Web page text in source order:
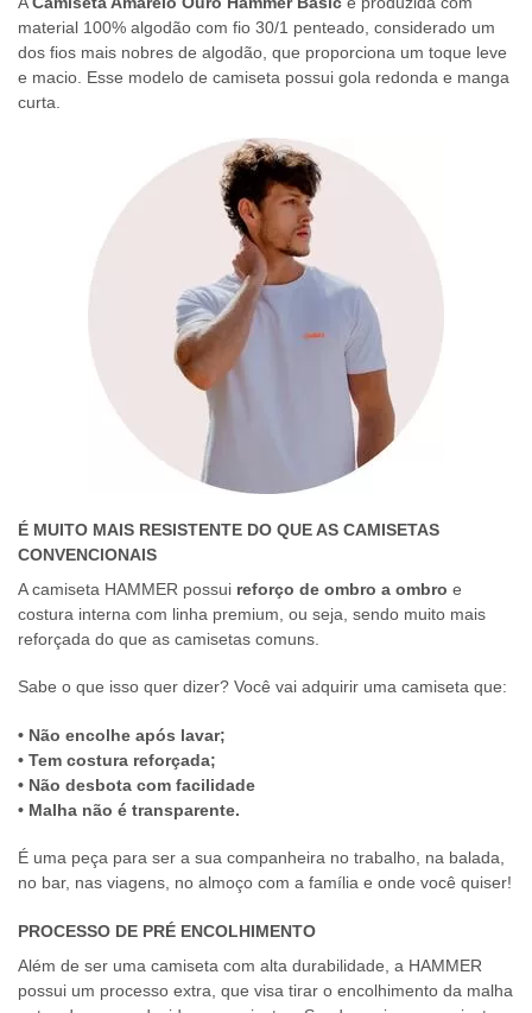
material 100% algodão com fio 30/1 penteado, considerado um
dos fios mais nobres de algodão, que proporciona um toque leve
e macio. Esse modelo de camiseta possui gola redonda e manga
curta.
É MUITO MAIS RESISTENTE DO QUE AS CAMISETAS
CONVENCIONAIS
A camiseta HAMMER possui reforço de ombro a ombro e
costura interna com linha premium, ou seja, sendo muito mais
reforçada do que as camisetas comuns.
Sabe o que isso quer dizer? Você vai adquirir uma camiseta que:
• Não encolhe após lavar;
• Tem costura reforçada;
• Não desbota com facilidade
• Malha não é transparente.
É uma peça para ser a sua companheira no trabalho, na balada,
no bar, nas viagens, no almoço com a família e onde você quiser!
PROCESSO DE PRÉ ENCOLHIMENTO
Além de ser uma camiseta com alta durabilidade, a HAMMER
possui um processo extra, que visa tirar o encolhimento da malha